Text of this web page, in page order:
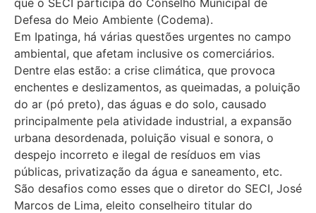
Defesa do Meio Ambiente (Codema).
Em Ipatinga, há várias questões urgentes no campo
ambiental, que afetam inclusive os comerciários.
Dentre elas estão: a crise climática, que provoca
enchentes e deslizamentos, as queimadas, a poluição
do ar (pó preto), das águas e do solo, causado
principalmente pela atividade industrial, a expansão
urbana desordenada, poluição visual e sonora, o
despejo incorreto e ilegal de resíduos em vias
públicas, privatização da água e saneamento, etc.
São desafios como esses que o diretor do SECI, José
Marcos de Lima, eleito conselheiro titular do